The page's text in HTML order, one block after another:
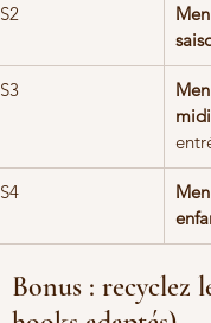
S2
S3
midi
S4
Bonus : recyclez